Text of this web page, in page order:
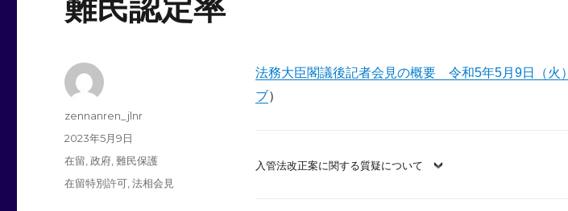
法務大臣閣議後記者会見の概要 令和5年5月9日（火）
ブ）
入管法改正案に関する質疑について
投
zennanren_jlnr
投
稿
2023年5月9日
カ
テ
在留 ,政府 ,難民保護
タ
在留特別許可 ,法相会見